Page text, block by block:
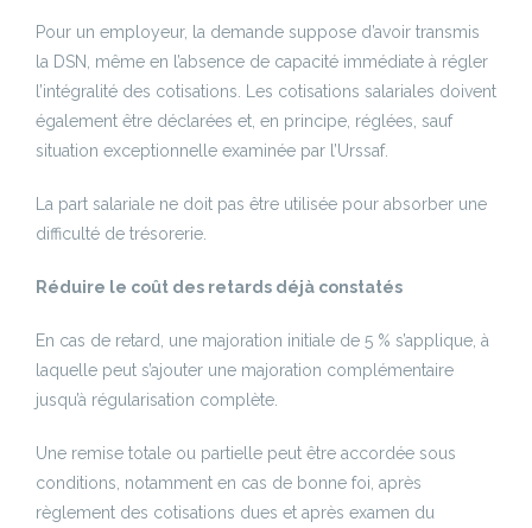
Pour un employeur, la demande suppose d’avoir transmis
la DSN, même en l’absence de capacité immédiate à régler
l’intégralité des cotisations. Les cotisations salariales doivent
également être déclarées et, en principe, réglées, sauf
situation exceptionnelle examinée par l’Urssaf.
La part salariale ne doit pas être utilisée pour absorber une
difficulté de trésorerie.
Réduire le coût des retards déjà constatés
En cas de retard, une majoration initiale de 5 % s’applique, à
laquelle peut s’ajouter une majoration complémentaire
jusqu’à régularisation complète.
Une remise totale ou partielle peut être accordée sous
conditions, notamment en cas de bonne foi, après
règlement des cotisations dues et après examen du